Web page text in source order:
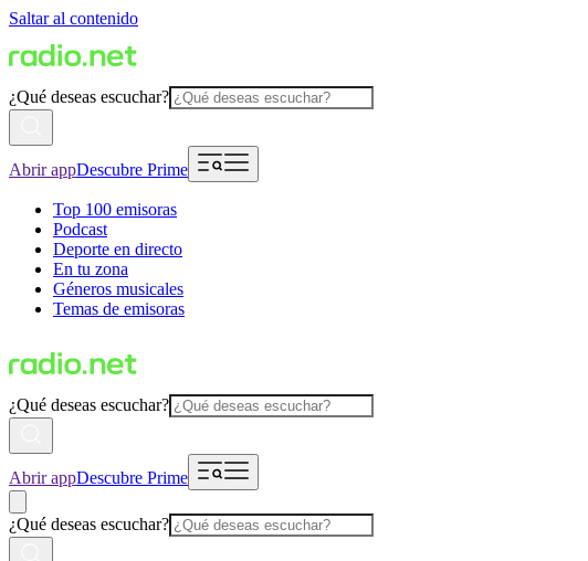
Saltar al contenido
¿Qué deseas escuchar?
Abrir appDescubre Prime
Top 100 emisoras
Podcast
Deporte en directo
En tu zona
Géneros musicales
Temas de emisoras
¿Qué deseas escuchar?
Abrir appDescubre Prime
¿Qué deseas escuchar?